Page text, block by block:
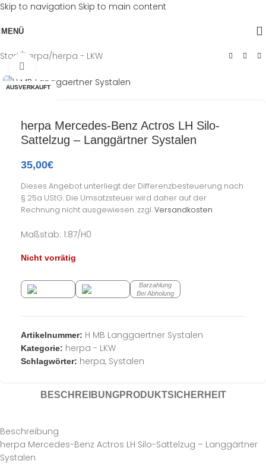
Skip to navigation Skip to main content
MENÜ
Start /herpa/herpa - LKW
AUSVERKAUFT
herpa Mercedes-Benz Actros LH Silo-
Sattelzug – Langgärtner Systalen
35,00€
Dieses Angebot unterliegt der Differenzbesteuerung nach
§ 25a UStG. Die Umsatzsteuer wird daher auf der
Rechnung nicht ausgewiesen. zzgl.Versandkosten
Maßstab: 1:87/H0
Nicht vorrätig
Barzahlung
Bei Abholung
Artikelnummer: H MB Langgaertner Systalen
Kategorie: herpa - LKW
Schlagwörter: herpa, Systalen
BESCHREIBUNGPRODUKTSICHERHEIT
Beschreibung
herpa Mercedes-Benz Actros LH Silo-Sattelzug – Langgärtner
Systalen